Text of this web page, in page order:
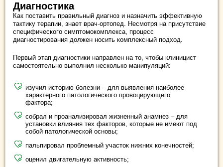
Диагностика
Как поставить правильный диагноз и назначить эффективную
тактику терапии, знает врач-ортопед. Несмотря на присутствие
специфического симптомокомплекса, процесс
диагностирования должен носить комплексный подход.
Первый этап диагностики направлен на то, чтобы клиницист
самостоятельно выполнил несколько манипуляций:
изучил историю болезни – для выявления наиболее
характерного патологического провоцирующего
фактора;
собрал и проанализировал жизненный анамнез – для
установки влияния тех факторов, которые не имеют под
собой патологической основы;
пальпировал проблемный участок нижних конечностей;
оценил двигательную активность;